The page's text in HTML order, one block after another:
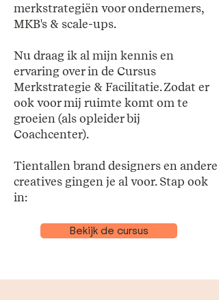
merkstrategiën voor ondernemers,
MKB's & scale-ups.
Nu draag ik al mijn kennis en
ervaring over in de Cursus
Merkstrategie & Facilitatie. Zodat er
ook voor mij ruimte komt om te
groeien (als opleider bij
Coachcenter).
Tientallen brand designers en andere
creatives gingen je al voor. Stap ook
in:
Bekijk de cursus